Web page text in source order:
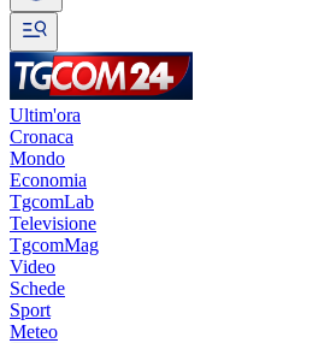
Ultim'ora
Cronaca
Mondo
Economia
TgcomLab
Televisione
TgcomMag
Video
Schede
Sport
Meteo